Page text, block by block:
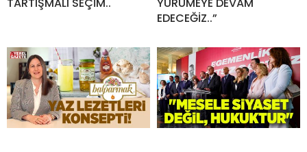
EDECEĞİZ..”